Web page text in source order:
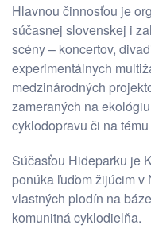
Hlavnou činnosťou je
súčasnej slovenskej i
scény – koncertov,
experimentálnych
medzinárodných
zameraných na
cyklodopravu či na
Súčasťou Hideparku je
ponúka ľuďom žijúcim v
vlastných plodín na
komunitná cyklodielňa.